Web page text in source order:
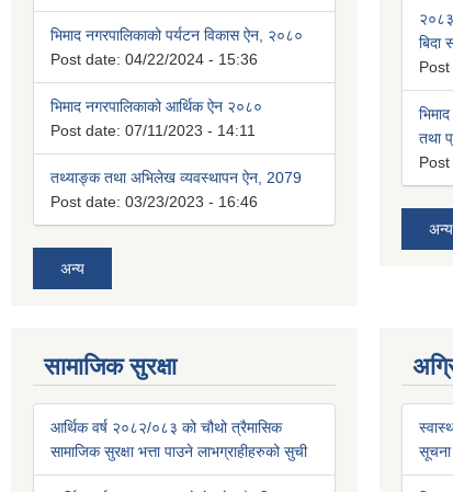
भिमाद नगरपालिकाको पर्यटन विकास ऐन, २०८०
Post date: 04/22/2024 - 15:36
भिमाद नगरपालिकाको आर्थिक ऐन २०८०
Post date: 07/11/2023 - 14:11
तथ्याङ्क तथा अभिलेख व्यवस्थापन ऐन, 2079
Post date: 03/23/2023 - 16:46
अन्य
२०८३
बिदा
तथा
अन्य
सामाजिक सुरक्षा
आर्थिक वर्ष २०८२/०८३ को चौथो त्रैमासिक
सामाजिक सुरक्षा भत्ता पाउने लाभग्राहीहरुको सुची
सूचना